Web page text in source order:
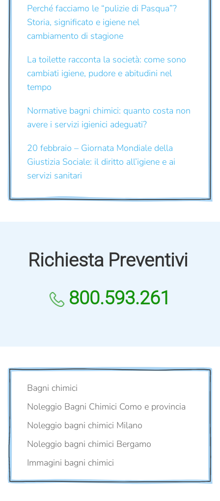
Perché facciamo le “pulizie di Pasqua”?
Storia, significato e igiene nel
cambiamento di stagione
La toilette racconta la società: come sono
cambiati igiene, pudore e abitudini nel
tempo
Normative bagni chimici: quanto costa non
avere i servizi igienici adeguati?
20 febbraio – Giornata Mondiale della
Giustizia Sociale: il diritto all’igiene e ai
servizi sanitari
Richiesta Preventivi
800.593.261
Bagni chimici
Noleggio Bagni Chimici Como e provincia
Noleggio bagni chimici Milano
Noleggio bagni chimici Bergamo
Immagini bagni chimici